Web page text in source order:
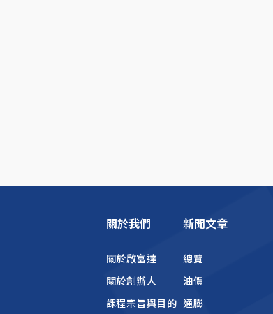
關於我們
關於啟富達
關於創辦人
課程宗旨與目的
新聞文章
總覽
油價
通膨